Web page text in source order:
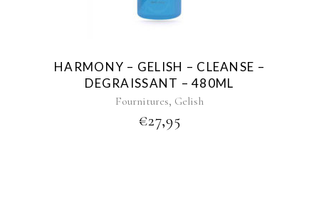
HARMONY – GELISH – CLEANSE –
DEGRAISSANT – 480ML
Fournitures, Gelish
€27,95